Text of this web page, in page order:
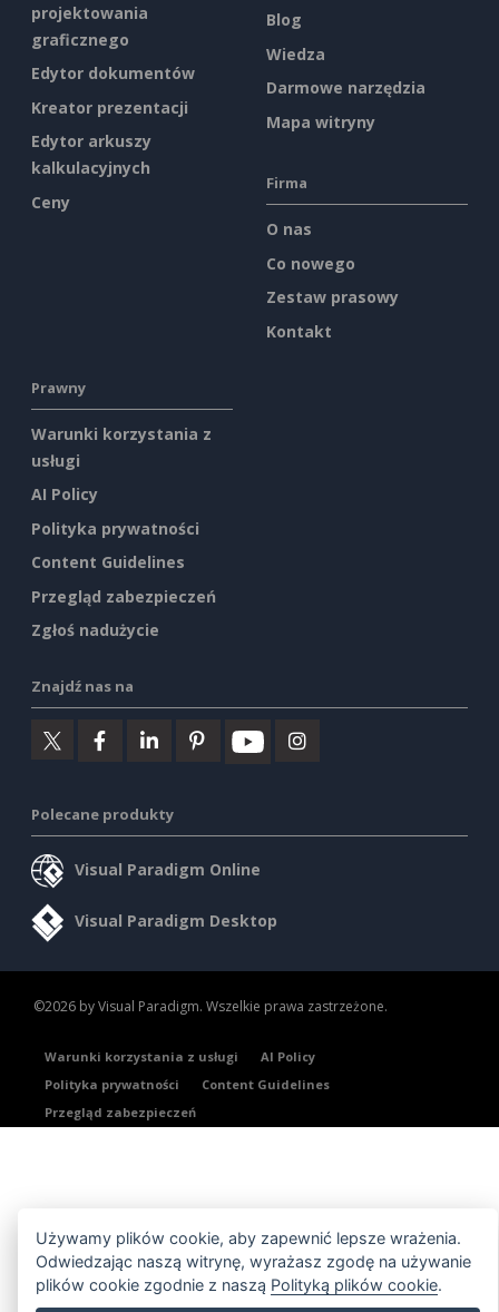
projektowania
graficznego
Edytor dokumentów
Kreator prezentacji
Edytor arkuszy
kalkulacyjnych
Ceny
Blog
Wiedza
Darmowe narzędzia
Mapa witryny
Firma
O nas
Co nowego
Zestaw prasowy
Kontakt
Prawny
Warunki korzystania z
usługi
AI Policy
Polityka prywatności
Content Guidelines
Przegląd zabezpieczeń
Zgłoś nadużycie
Znajdź nas na
Polecane produkty
Visual Paradigm Online
Visual Paradigm Desktop
©2026 by Visual Paradigm. Wszelkie prawa zastrzeżone.
Warunki korzystania z usługi
AI Policy
Polityka prywatności
Content Guidelines
Przegląd zabezpieczeń
Używamy plików cookie, aby zapewnić lepsze wrażenia.
Odwiedzając naszą witrynę, wyrażasz zgodę na używanie
plików cookie zgodnie z naszą Polityką plików cookie.